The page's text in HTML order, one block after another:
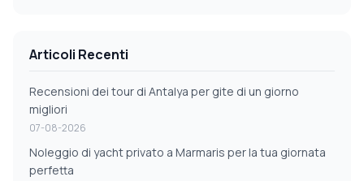
Articoli Recenti
Recensioni dei tour di Antalya per gite di un giorno
migliori
07-08-2026
Noleggio di yacht privato a Marmaris per la tua giornata
perfetta